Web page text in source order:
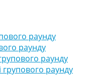
раунду
раунду
раунду
групового раунду